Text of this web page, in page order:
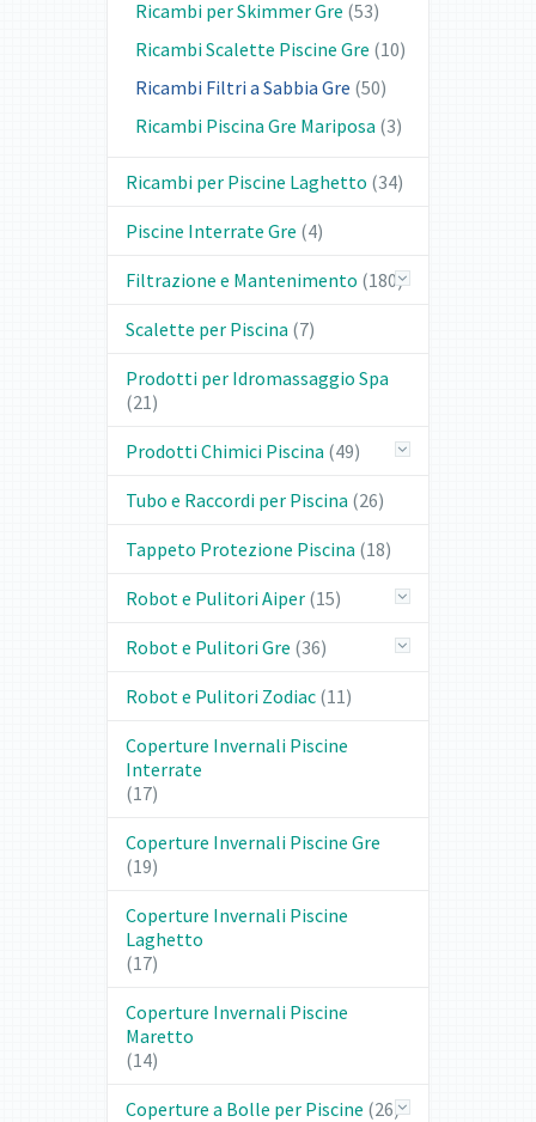
Ricambi per Skimmer Gre (53)
Ricambi Scalette Piscine Gre (10)
Ricambi Filtri a Sabbia Gre (50)
Ricambi Piscina Gre Mariposa (3)
Ricambi per Piscine Laghetto (34)
Piscine Interrate Gre (4)
Filtrazione e Mantenimento (180)
Scalette per Piscina (7)
Prodotti per Idromassaggio Spa
(21)
Prodotti Chimici Piscina (49)
Tubo e Raccordi per Piscina (26)
Tappeto Protezione Piscina (18)
Robot e Pulitori Aiper (15)
Robot e Pulitori Gre (36)
Robot e Pulitori Zodiac (11)
Coperture Invernali Piscine
Interrate
(17)
Coperture Invernali Piscine Gre
(19)
Coperture Invernali Piscine
Laghetto
(17)
Coperture Invernali Piscine
Maretto
(14)
Coperture a Bolle per Piscine (26)